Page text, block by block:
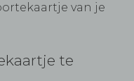
van je
te